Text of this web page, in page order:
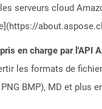
serveurs cloud
en charge par l'API
les formats de
PNG BMP), MD et